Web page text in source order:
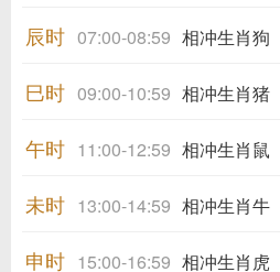
辰时 07:00-08:59 相冲生肖狗
巳时 09:00-10:59 相冲生肖猪
午时 11:00-12:59 相冲生肖鼠
未时 13:00-14:59 相冲生肖牛
申时 15:00-16:59 相冲生肖虎